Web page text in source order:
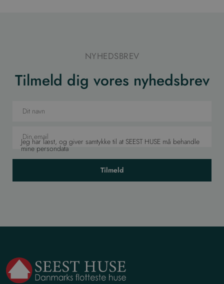
NYHEDSBREV
Tilmeld dig vores nyhedsbrev
Jeg har læst, og giver samtykke til at SEEST HUSE må behandle
mine persondata
Tilmeld